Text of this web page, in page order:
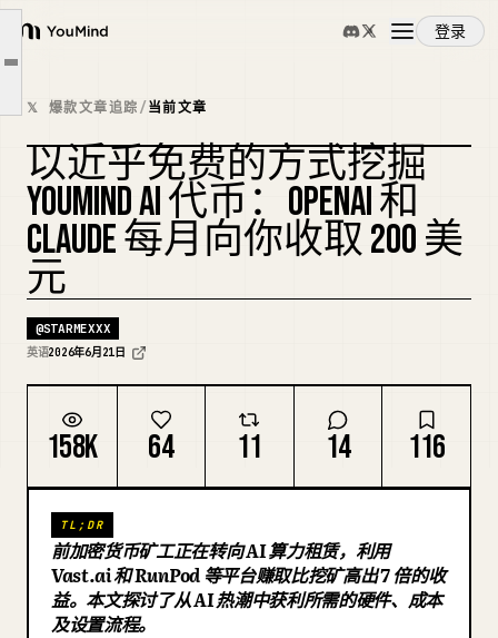
YouMind
登录
概览
使用案例
技能
提示词
定价
下载
更新
为什么在 2026 年爆发。
设置大约需要一天，而不是一个周末。
完整方案。
𝕏 爆款文章追踪/当前文章
以近乎免费的方式挖掘
YOUMIND AI 代币：OPENAI 和
CLAUDE 每月向你收取 200 美
元
@STARMEXXX
英语2026年6月21日
158K 64 11 14 116
TL;DR
前加密货币矿工正在转向 AI 算力租赁，利用
Vast.ai 和 RunPod 等平台赚取比挖矿高出 7 倍的收
益。本文探讨了从 AI 热潮中获利所需的硬件、成本
及设置流程。